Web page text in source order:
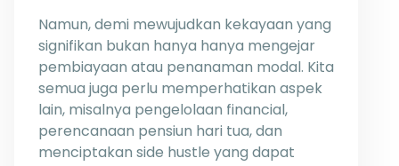
Namun, demi mewujudkan kekayaan yang
signifikan bukan hanya hanya mengejar
pembiayaan atau penanaman modal. Kita
semua juga perlu memperhatikan aspek
lain, misalnya pengelolaan financial,
perencanaan pensiun hari tua, dan
menciptakan side hustle yang dapat